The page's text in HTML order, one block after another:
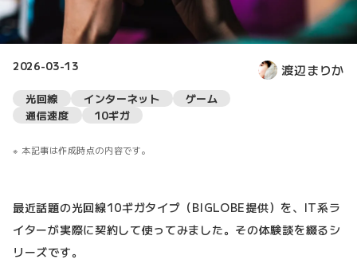
2026-03-13 渡辺まりか
光回線 インターネット
ゲーム
通信速度
10ギガ
本記事は作成時点の内容です。
最近話題の光回線10ギガタイプ（BIGLOBE提供）を、IT系ラ
イターが実際に契約して使ってみました。その体験談を綴るシ
リーズです。